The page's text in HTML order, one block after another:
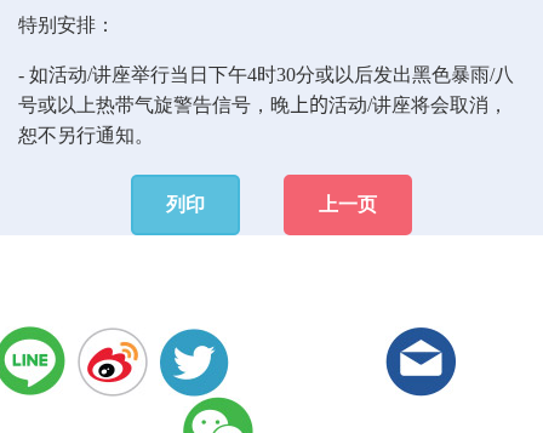
特别安排：
- 如活动/讲座举行当日下午4时30分或以后发出黑色暴雨/八
号或以上热带气旋警告信号，晚 上的活动/讲座将会取消，
恕不另行通知。
列印 上一页